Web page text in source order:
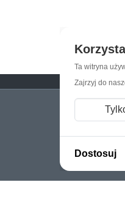
Ta witryna
Zajrzyj do
Dostosuj